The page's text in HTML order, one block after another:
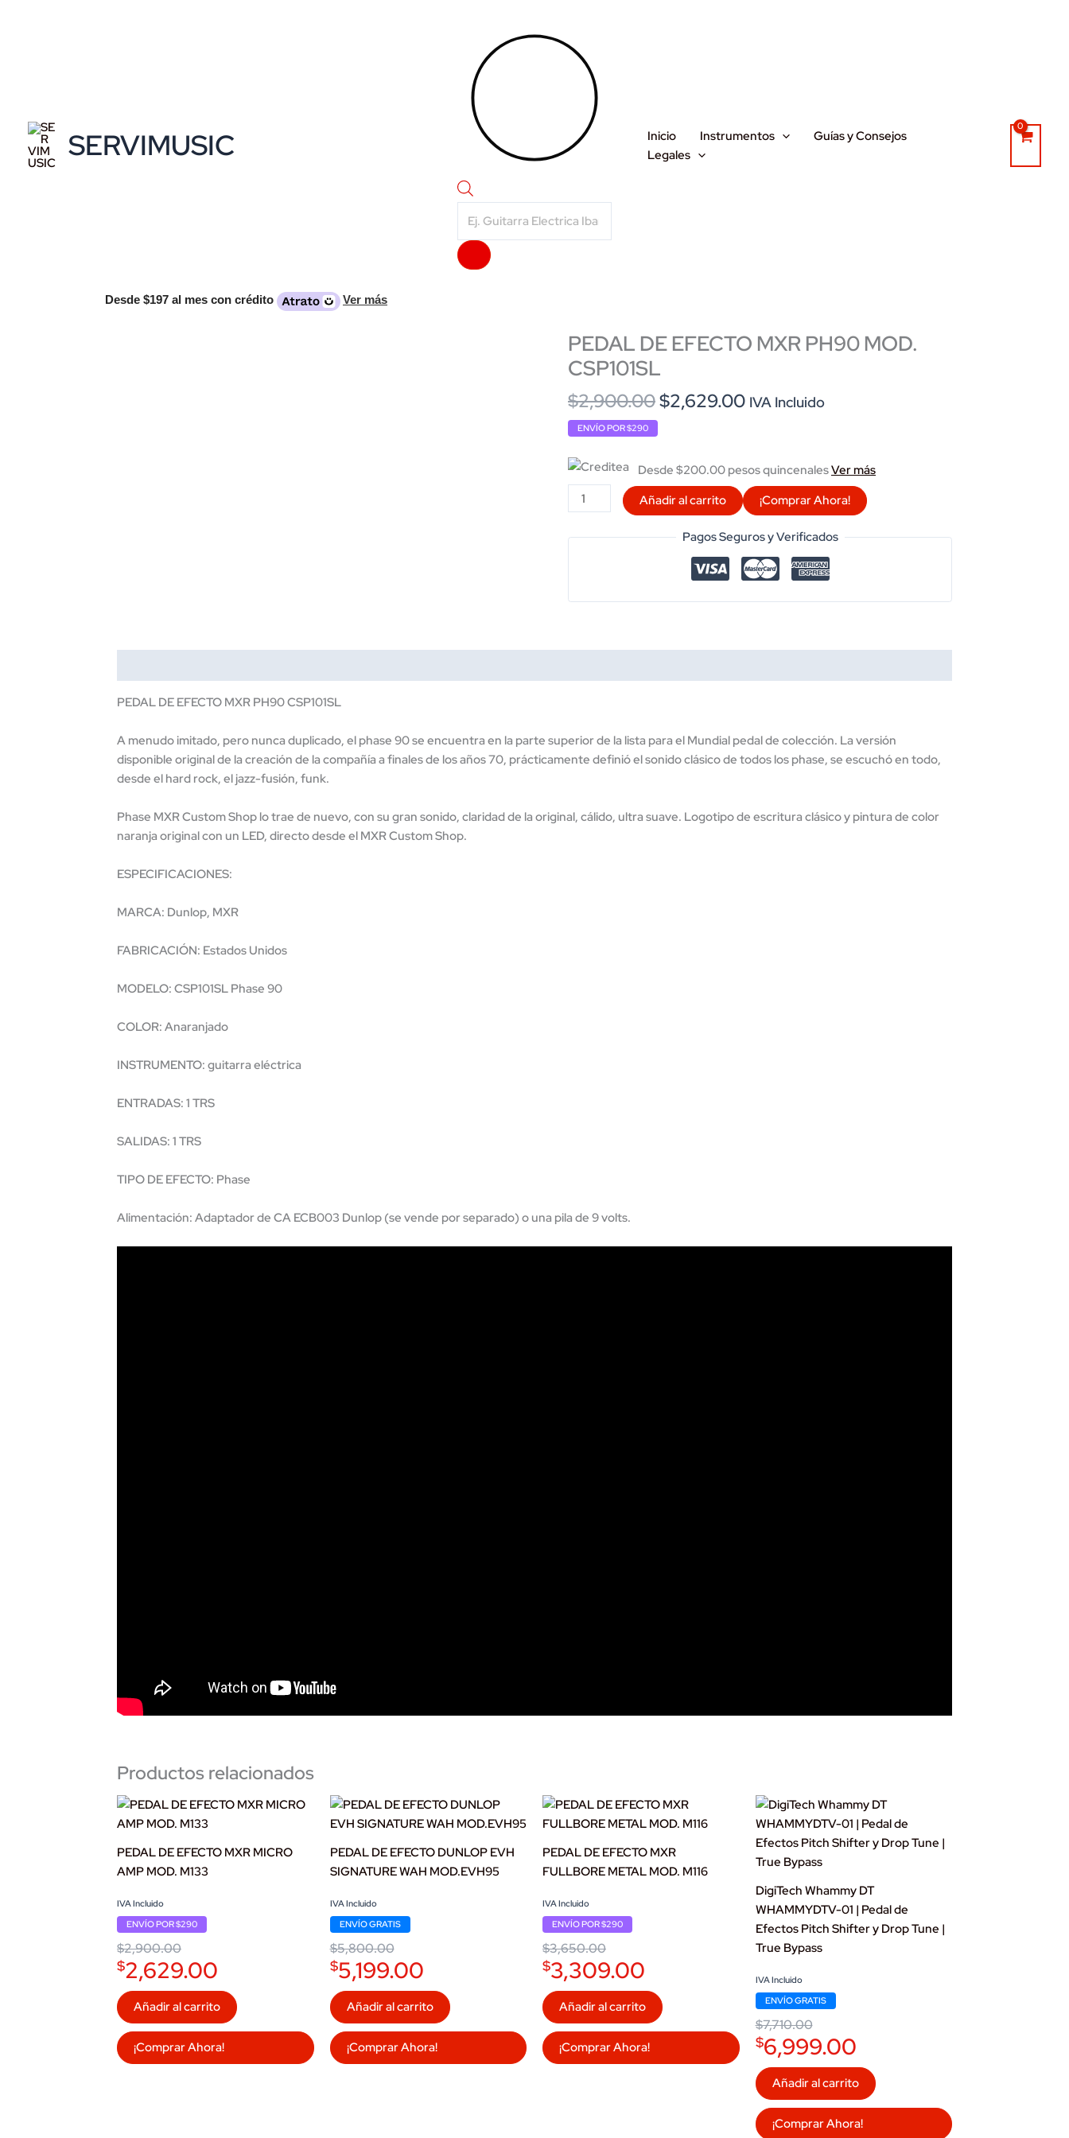
SERVIMUSIC
search
Inicio Instrumentos
Guías y Consejos
Legales
Desde $197 al mes con crédito Ver más
PEDAL DE EFECTO MXR PH90 MOD.
CSP101SL
$2,900.00Original
$2,629.00Current
IVA Incluido
ENVÍO POR $290
Desde $200.00 pesos quincenalesVer más
PEDAL
DE
Añadir al carrito ¡Comprar Ahora!
Pagos Seguros y Verificados
PEDAL DE EFECTO MXR PH90 CSP101SL
A menudo imitado, pero nunca duplicado, el phase 90 se encuentra en la parte superior de la lista para el Mundial pedal de colección. La versión
disponible original de la creación de la compañía a finales de los años 70, prácticamente definió el sonido clásico de todos los phase, se escuchó en todo,
desde el hard rock, el jazz-fusión, funk.
Phase MXR Custom Shop lo trae de nuevo, con su gran sonido, claridad de la original, cálido, ultra suave. Logotipo de escritura clásico y pintura de color
naranja original con un LED, directo desde el MXR Custom Shop.
ESPECIFICACIONES:
MARCA: Dunlop, MXR
FABRICACIÓN: Estados Unidos
MODELO: CSP101SL Phase 90
COLOR: Anaranjado
INSTRUMENTO: guitarra eléctrica
ENTRADAS: 1 TRS
SALIDAS: 1 TRS
TIPO DE EFECTO: Phase
Alimentación: Adaptador de CA ECB003 Dunlop (se vende por separado) o una pila de 9 volts.
Productos relacionados
PEDAL DE EFECTO MXR MICRO
AMP MOD. M133
$2,900.00
Original
price
was:
$2,900.00.
$2,629.00
Current
price
is:
$2,629.00.
IVA Incluido
ENVÍO POR $290
Añadir al carrito
¡Comprar Ahora!
PEDAL DE EFECTO DUNLOP EVH
SIGNATURE WAH MOD.EVH95
$5,800.00
Original
price
was:
$5,800.00.
$5,199.00
Current
price
is:
$5,199.00.
IVA Incluido
ENVÍO GRATIS
Añadir al carrito
¡Comprar Ahora!
PEDAL DE EFECTO MXR
FULLBORE METAL MOD. M116
$3,650.00
Original
price
was:
$3,650.00.
$3,309.00
Current
price
is:
$3,309.00.
IVA Incluido
ENVÍO POR $290
Añadir al carrito
¡Comprar Ahora!
DigiTech Whammy DT
WHAMMYDTV-01 | Pedal de
Efectos Pitch Shifter y Drop Tune |
True Bypass
$7,710.00
Original
price
was:
$7,710.00.
$6,999.00
Current
price
is:
$6,999.00.
IVA Incluido
ENVÍO GRATIS
Añadir al carrito
¡Comprar Ahora!